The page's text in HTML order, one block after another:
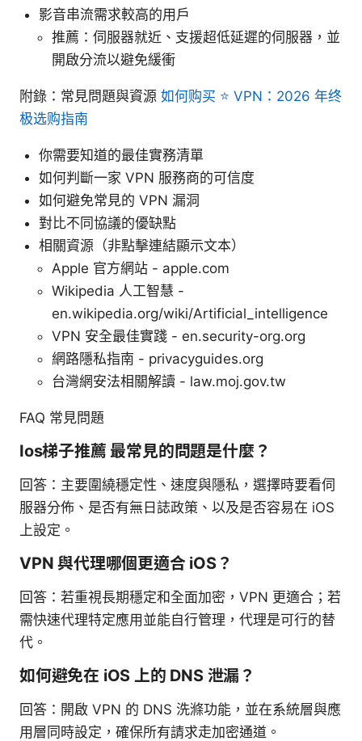
影音串流需求較高的用戶
推薦：伺服器就近、支援超低延遲的伺服器，並
開啟分流以避免緩衝
附錄：常見問題與資源 如何购买 ⭐ VPN：2026 年终
极选购指南
你需要知道的最佳實務清單
如何判斷一家 VPN 服務商的可信度
如何避免常見的 VPN 漏洞
對比不同協議的優缺點
相關資源（非點擊連結顯示文本）
Apple 官方網站 - apple.com
Wikipedia 人工智慧 -
en.wikipedia.org/wiki/Artificial_intelligence
VPN 安全最佳實踐 - en.security-org.org
網路隱私指南 - privacyguides.org
台灣網安法相關解讀 - law.moj.gov.tw
FAQ 常見問題
Ios梯子推薦 最常見的問題是什麼？
回答：主要圍繞穩定性、速度與隱私，選擇時要看伺
服器分佈、是否有無日誌政策、以及是否容易在 iOS
上設定。
VPN 與代理哪個更適合 iOS？
回答：若重視長期穩定和全面加密，VPN 更適合；若
需快速代理特定應用並能自行管理，代理是可行的替
代。
如何避免在 iOS 上的 DNS 泄漏？
回答：開啟 VPN 的 DNS 洗滌功能，並在系統層與應
用層同時設定，確保所有請求走加密通道。